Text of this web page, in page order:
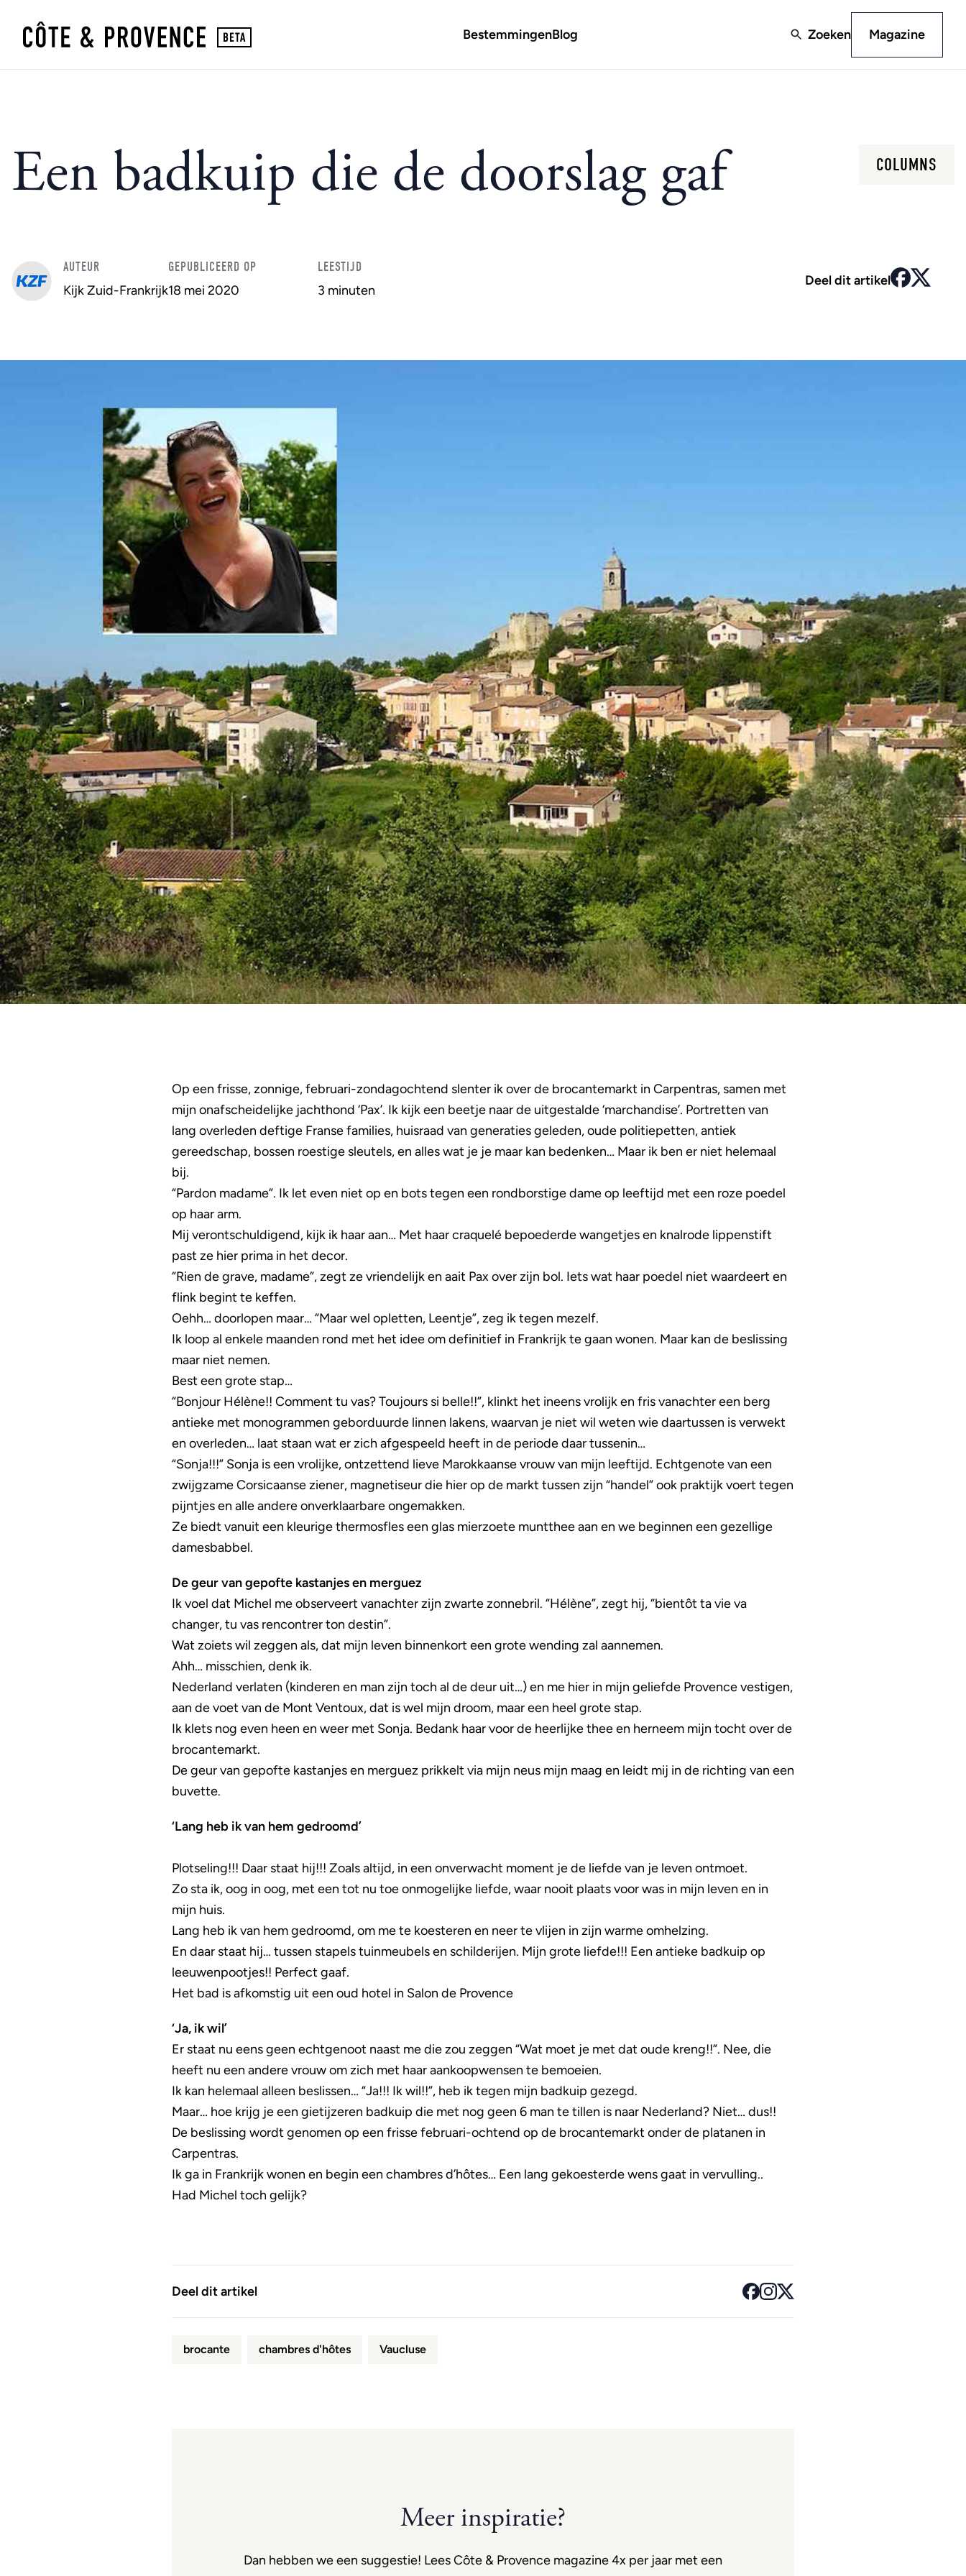
BestemmingenBlog Zoeken Magazine
Een badkuip die de doorslag gaf COLUMNS
AUTEUR
Kijk Zuid-Frankrijk
GEPUBLICEERD OP
18 mei 2020
LEESTIJD
3 minuten
Deel dit artikel
Op een frisse, zonnige, februari-zondagochtend slenter ik over de brocantemarkt in Carpentras, samen met
mijn onafscheidelijke jachthond ‘Pax’. Ik kijk een beetje naar de uitgestalde ‘marchandise’. Portretten van
lang overleden deftige Franse families, huisraad van generaties geleden, oude politiepetten, antiek
gereedschap, bossen roestige sleutels, en alles wat je je maar kan bedenken… Maar ik ben er niet helemaal
bij.
“Pardon madame”. Ik let even niet op en bots tegen een rondborstige dame op leeftijd met een roze poedel
op haar arm.
Mij verontschuldigend, kijk ik haar aan… Met haar craquelé bepoederde wangetjes en knalrode lippenstift
past ze hier prima in het decor.
“Rien de grave, madame”, zegt ze vriendelijk en aait Pax over zijn bol. Iets wat haar poedel niet waardeert en
flink begint te keffen.
Oehh… doorlopen maar… “Maar wel opletten, Leentje”, zeg ik tegen mezelf.
Ik loop al enkele maanden rond met het idee om definitief in Frankrijk te gaan wonen. Maar kan de beslissing
maar niet nemen.
Best een grote stap…
“Bonjour Hélène!! Comment tu vas? Toujours si belle!!”, klinkt het ineens vrolijk en fris vanachter een berg
antieke met monogrammen geborduurde linnen lakens, waarvan je niet wil weten wie daartussen is verwekt
en overleden… laat staan wat er zich afgespeeld heeft in de periode daar tussenin…
“Sonja!!!” Sonja is een vrolijke, ontzettend lieve Marokkaanse vrouw van mijn leeftijd. Echtgenote van een
zwijgzame Corsicaanse ziener, magnetiseur die hier op de markt tussen zijn “handel” ook praktijk voert tegen
pijntjes en alle andere onverklaarbare ongemakken.
Ze biedt vanuit een kleurige thermosfles een glas mierzoete muntthee aan en we beginnen een gezellige
damesbabbel.
De geur van gepofte kastanjes en merguez
Ik voel dat Michel me observeert vanachter zijn zwarte zonnebril. “Hélène”, zegt hij, “bientôt ta vie va
changer, tu vas rencontrer ton destin”.
Wat zoiets wil zeggen als, dat mijn leven binnenkort een grote wending zal aannemen.
Ahh… misschien, denk ik.
Nederland verlaten (kinderen en man zijn toch al de deur uit…) en me hier in mijn geliefde Provence vestigen,
aan de voet van de Mont Ventoux, dat is wel mijn droom, maar een heel grote stap.
Ik klets nog even heen en weer met Sonja. Bedank haar voor de heerlijke thee en herneem mijn tocht over de
brocantemarkt.
De geur van gepofte kastanjes en merguez prikkelt via mijn neus mijn maag en leidt mij in de richting van een
buvette.
‘Lang heb ik van hem gedroomd’
Plotseling!!! Daar staat hij!!! Zoals altijd, in een onverwacht moment je de liefde van je leven ontmoet.
Zo sta ik, oog in oog, met een tot nu toe onmogelijke liefde, waar nooit plaats voor was in mijn leven en in
mijn huis.
Lang heb ik van hem gedroomd, om me te koesteren en neer te vlijen in zijn warme omhelzing.
En daar staat hij… tussen stapels tuinmeubels en schilderijen. Mijn grote liefde!!! Een antieke badkuip op
leeuwenpootjes!! Perfect gaaf.
Het bad is afkomstig uit een oud hotel in Salon de Provence
‘Ja, ik wil’
Er staat nu eens geen echtgenoot naast me die zou zeggen “Wat moet je met dat oude kreng!!”. Nee, die
heeft nu een andere vrouw om zich met haar aankoopwensen te bemoeien.
Ik kan helemaal alleen beslissen… “Ja!!! Ik wil!!”, heb ik tegen mijn badkuip gezegd.
Maar… hoe krijg je een gietijzeren badkuip die met nog geen 6 man te tillen is naar Nederland? Niet… dus!!
De beslissing wordt genomen op een frisse februari-ochtend op de brocantemarkt onder de platanen in
Carpentras.
Ik ga in Frankrijk wonen en begin een chambres d’hôtes… Een lang gekoesterde wens gaat in vervulling..
Had Michel toch gelijk?
Deel dit artikel
brocante chambres d'hôtes Vaucluse
Meer inspiratie?
Dan hebben we een suggestie! Lees Côte & Provence magazine 4x per jaar met een